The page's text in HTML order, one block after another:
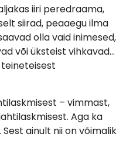
iiri peredraama,
siirad, peaaegu ilma
olla vaid inimesed,
või üksteist vihkavad…
– vimmast,
Aga ka
ainult nii on võimalik